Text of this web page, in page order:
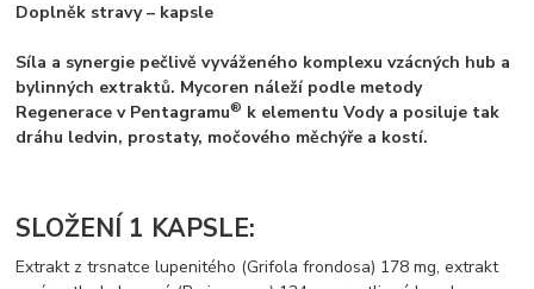
Doplněk stravy – kapsle
Síla a synergie pečlivě vyváženého komplexu vzácných hub a
bylinných extraktů. Mycoren náleží podle metody
Regenerace v Pentagramu® k elementu Vody a posiluje tak
dráhu ledvin, prostaty, močového měchýře a kostí.
SLOŽENÍ 1 KAPSLE:
Extrakt z trsnatce lupenitého (Grifola frondosa) 178 mg, extrakt